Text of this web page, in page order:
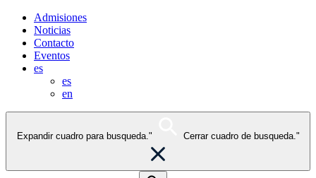
Admisiones
Noticias
Contacto
Eventos
es
es
en
Expandir cuadro para busqueda." Cerrar cuadro de busqueda."